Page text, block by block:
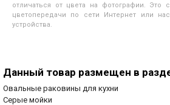
отличаться от цвета на фотографии. Это
цветопередачи по сети Интернет или
устройства.
Данный товар размещен в
Овальные раковины для кухни
Серые мойки